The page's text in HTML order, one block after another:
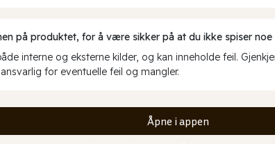
på produktet, for å være sikker på at du ikke spiser noe
interne og eksterne kilder, og kan inneholde feil.
for eventuelle feil og mangler.
Åpne i appen